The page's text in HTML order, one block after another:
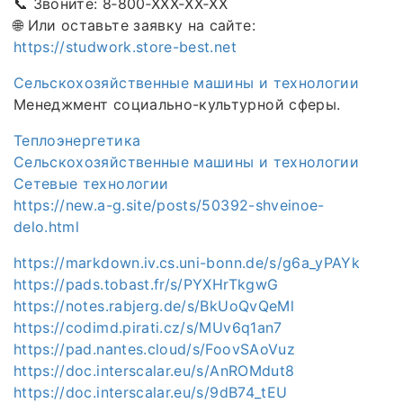
🌐 Или оставьте заявку на сайте:
https://studwork.store-best.net
Сельскохозяйственные машины и технологии
Менеджмент социально-культурной сферы.
Теплоэнергетика
Сельскохозяйственные машины и технологии
Сетевые технологии
https://new.a-g.site/posts/50392-shveinoe-
delo.html
https://markdown.iv.cs.uni-bonn.de/s/g6a_yPAYk
https://pads.tobast.fr/s/PYXHrTkgwG
https://notes.rabjerg.de/s/BkUoQvQeMl
https://codimd.pirati.cz/s/MUv6q1an7
https://pad.nantes.cloud/s/FoovSAoVuz
https://doc.interscalar.eu/s/AnROMdut8
https://doc.interscalar.eu/s/9dB74_tEU